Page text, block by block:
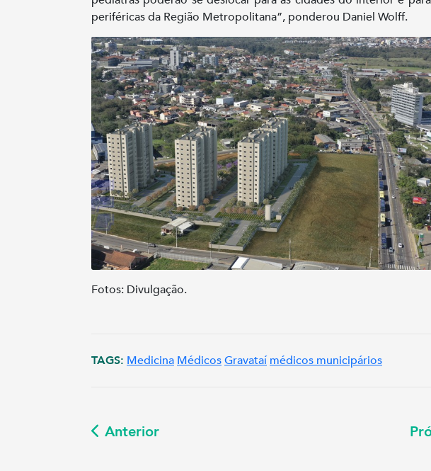
periféricas da Região Metropolitana”, ponderou Daniel Wolff.
Fotos: Divulgação.
TAGS: Medicina MédicosGravataí médicos municipários
Anterior